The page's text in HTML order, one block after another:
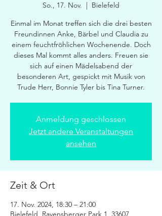
So., 17. Nov.
  |
Bielefeld
Einmal im Monat treffen sich die drei besten
Freundinnen Anke, Bärbel und Claudia zu
einem feuchtfröhlichen Wochenende. Doch
dieses Mal kommt alles anders. Freuen sie
sich auf einen Mädelsabend der
besonderen Art, gespickt mit Musik von
Trude Herr, Bonnie Tyler bis Tina Turner.
Anmeldung geschlossen
Jetzt andere Veranstaltungen
ansehen
Zeit & Ort
17. Nov. 2024, 18:30 – 21:00
Bielefeld, Ravensberger Park 1, 33607